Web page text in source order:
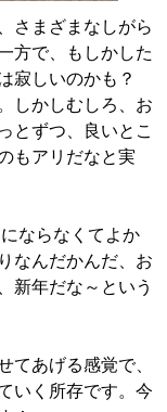
さまざまなしがら
方で、もしかした
寂しいのかも？
しかしむしろ、お
とずつ、良いとこ
もアリだなと実
ならなくてよか
なんだかんだ、お
新年だな～という
あげる感覚で、
いく所存です。今